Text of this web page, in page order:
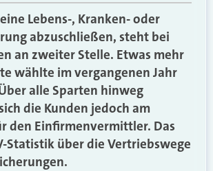
Lebens-, Kranken- oder
abzuschließen, steht bei
an zweiter Stelle. Etwas mehr
wählte im vergangenen Jahr
alle Sparten hinweg
die Kunden jedoch am
den Einfirmenvermittler. Das
Statistik über die Vertriebswege